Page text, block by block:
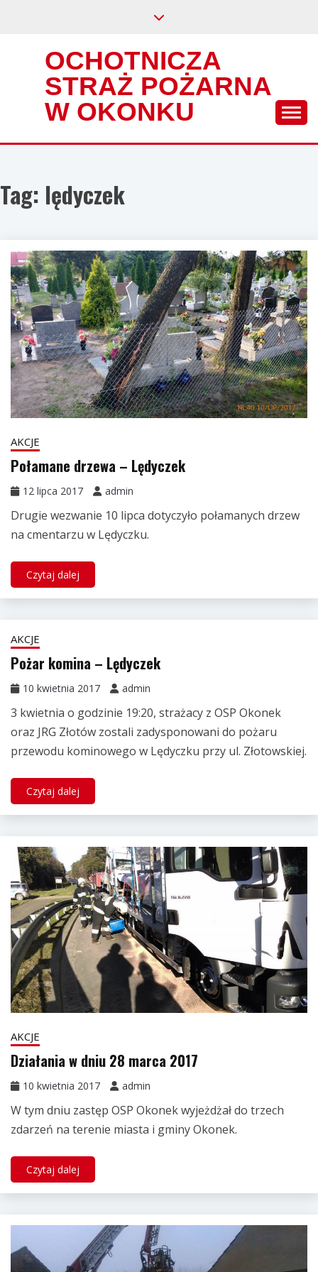
OCHOTNICZA
STRAŻ POŻARNA
W OKONKU
Tag: lędyczek
AKCJE
Połamane drzewa – Lędyczek
12 lipca 2017 admin
Drugie wezwanie 10 lipca dotyczyło połamanych drzew
na cmentarzu w Lędyczku.
Czytaj dalej
AKCJE
Pożar komina – Lędyczek
10 kwietnia 2017 admin
3 kwietnia o godzinie 19:20, strażacy z OSP Okonek
oraz JRG Złotów zostali zadysponowani do pożaru
przewodu kominowego w Lędyczku przy ul. Złotowskiej.
Czytaj dalej
AKCJE
Działania w dniu 28 marca 2017
10 kwietnia 2017 admin
W tym dniu zastęp OSP Okonek wyjeżdżał do trzech
zdarzeń na terenie miasta i gminy Okonek.
Czytaj dalej